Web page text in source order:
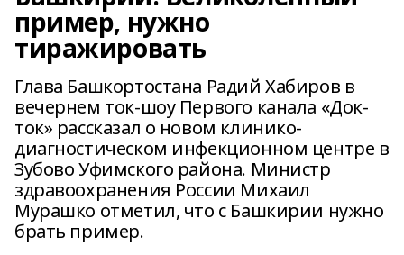
пример, нужно
тиражировать
Глава Башкортостана Радий Хабиров в
вечернем ток-шоу Первого канала «Док-
ток» рассказал о новом клинико-
диагностическом инфекционном центре в
Зубово Уфимского района. Министр
здравоохранения России Михаил
Мурашко отметил, что с Башкирии нужно
брать пример.